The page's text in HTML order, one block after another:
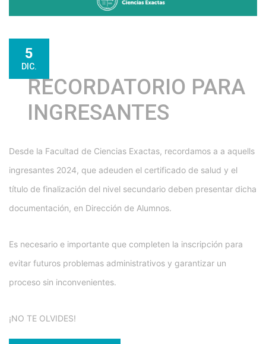
5
DIC.
RECORDATORIO PARA
INGRESANTES
Desde la Facultad de Ciencias Exactas, recordamos a a aquells
ingresantes 2024, que adeuden el certificado de salud y el
título de finalización del nivel secundario deben presentar dicha
documentación, en Dirección de Alumnos.
Es necesario e importante que completen la inscripción para
evitar futuros problemas administrativos y garantizar un
proceso sin inconvenientes.
¡NO TE OLVIDES!